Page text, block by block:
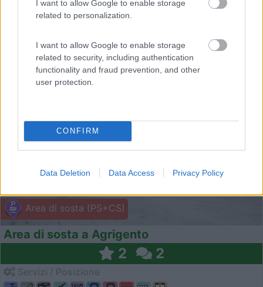
I want to allow Google to enable storage
related to personalization.
I want to allow Google to enable storage
related to security, including authentication
functionality and fraud prevention, and other
user protection.
CONFIRM
Data Deletion Data Access Privacy Policy
Area di sosta (PS+CS)
Area di sosta a Agrigento
2 2